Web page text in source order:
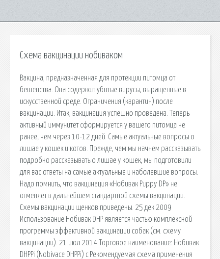
Схема вакцинации нобиваком
Вакцина, предназначенная для протекции питомца от
бешенства. Она содержит убитые вирусы, выращенные в
искусственной среде. Ограничения (карантин) после
вакцинации. Итак, вакцинация успешно проведена. Теперь
активный иммунитет сформируется у вашего питомца не
ранее, чем через 10-12 дней. Самые актуальные вопросы о
лишае у кошек и котов. Прежде, чем мы начнем рассказывать
подробно рассказывать о лишае у кошек, мы подготовили
для вас ответы на самые актуальные и наболевшие вопросы.
Надо помнить, что вакцинация «Нобивак Puppy DP» не
отменяет в дальнейшем стандартной схемы вакцинации.
Схемы вакцинации щенков приведены. 25 дек 2009
Использование Нобивак DHP является частью комплексной
программы эффективной вакцинации собак (см. схему
вакцинации). 21 июл 2014 Торговое наименование: Нобивак
DHPPі (Nobivace DHPPi) с Рекомендуемая схема применения